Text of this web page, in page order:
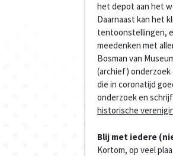
het depot aan het
Daarnaast kan het
tentoonstellingen,
meedenken met
Bosman van
(archief) onderzoek
die in coronatijd
onderzoek en
historische
Blij met iedere
Kortom, op veel